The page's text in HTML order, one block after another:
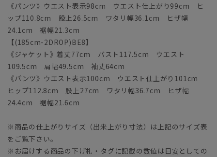
《パンツ》ウエスト表示98cm ウエスト仕上がり99cm ヒ
ップ110.8cm 股上26.5cm ワタリ幅36.1cm ヒザ幅
24.1cm 裾幅21.3cm
【(185cm-2DROP)BE8】
《ジャケット》着丈77cm バスト117.5cm ウエスト
109.5cm 肩幅49.5cm 袖丈64cm
《パンツ》ウエスト表示100cm ウエスト仕上がり101cm
ヒップ112.8cm 股上27cm ワタリ幅36.7cm ヒザ幅
24.4cm 裾幅21.6cm
※商品の仕上がりサイズ（出来上がり寸法）は上記のサイズ表
をご覧下さい。
※お届けする商品の下げ札・タグに記載の数値は目安としての